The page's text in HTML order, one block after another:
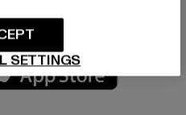
market
SETTINGS